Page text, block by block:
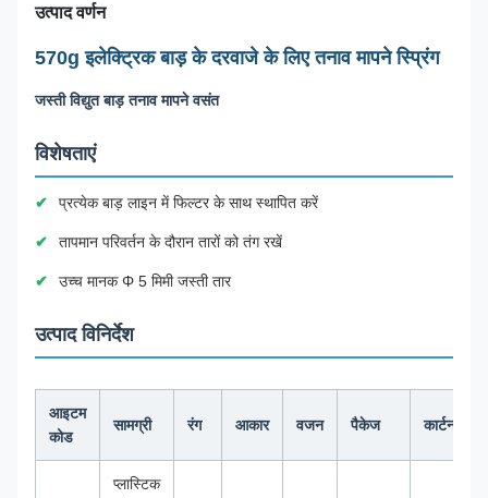
उत्पाद वर्णन
570g इलेक्ट्रिक बाड़ के दरवाजे के लिए तनाव मापने स्प्रिंग
जस्ती विद्युत बाड़ तनाव मापने वसंत
विशेषताएं
प्रत्येक बाड़ लाइन में फिल्टर के साथ स्थापित करें
तापमान परिवर्तन के दौरान तारों को तंग रखें
उच्च मानक Φ 5 मिमी जस्ती तार
उत्पाद विनिर्देश
आइटम
कोड
सामग्री रंग आकार वजन पैकेज कार्टन का
प्लास्टिक